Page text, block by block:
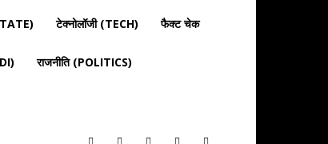
टेक्नोलॉजी (TECH) फैक्ट चेक
राजनीति (POLITICS)